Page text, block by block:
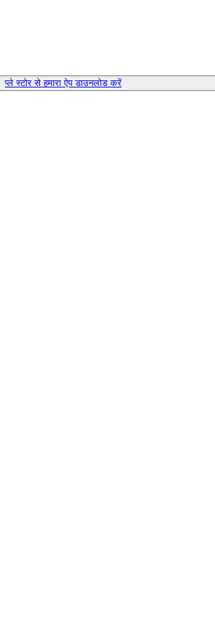
प्ले स्टोर से हमारा ऐप डाउनलोड करें